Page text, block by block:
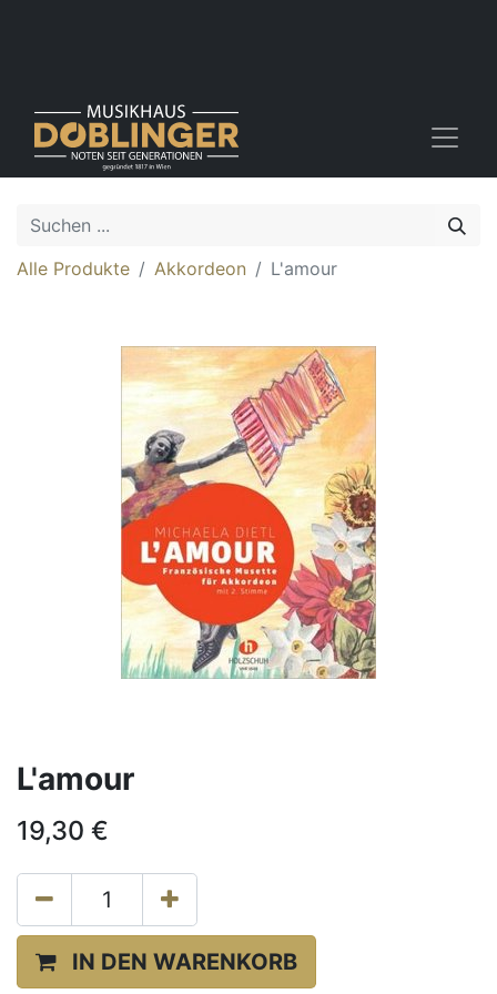
Alle Produkte Akkordeon L'amour
L'amour
19,30 €
IN DEN WARENKORB